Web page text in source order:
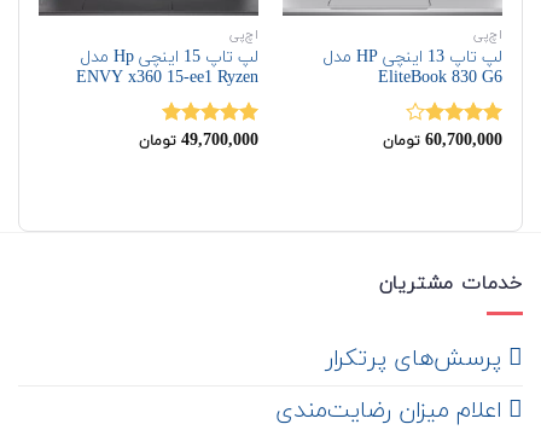
اچ‌پی
لپ تاپ 13 اینچی HP مدل
EliteBook 830 G6
نمره
60,700,000 تومان
اچ‌پی
لپ تاپ 15 اینچی Hp مدل
ENVY x360 15-ee1 Ryzen
نمره5.00
49,700,000 تومان
خدمات مشتریان
‌ پرسش‌های پرتکرار
اعلام میزان رضایت‌مندی